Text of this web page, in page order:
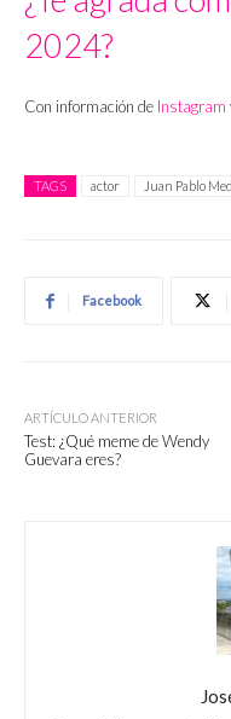
2024?
Con información de Instagram
TAGS actor Juan Pablo
Facebook
ARTÍCULO ANTERIOR
Test: ¿Qué meme de Wendy
Guevara eres?